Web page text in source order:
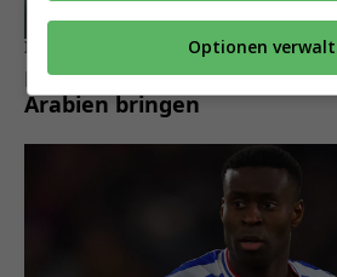
Intensive Kontakte
Berater Pini Zahavi will
Arabien bringen
Optionen